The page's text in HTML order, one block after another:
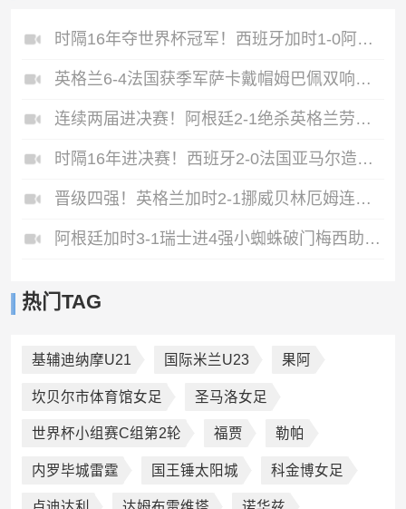
时隔16年夺世界杯冠军！西班牙加时1-0阿根廷费兰制胜恩佐染红
英格兰6-4法国获季军萨卡戴帽姆巴佩双响创纪录奥利塞2助+失良机
连续两届进决赛！阿根廷2-1绝杀英格兰劳塔罗恩佐破门梅西两助攻
时隔16年进决赛！西班牙2-0法国亚马尔造点奥亚萨瓦尔、波罗破门
晋级四强！英格兰加时2-1挪威贝林厄姆连场双响谢尔德鲁普破门
阿根廷加时3-1瑞士进4强小蜘蛛破门梅西助攻麦卡恩博洛假摔染红
热门TAG
基辅迪纳摩U21 国际米兰U23 果阿
坎贝尔市体育馆女足 圣马洛女足
世界杯小组赛C组第2轮 福贾 勒帕
内罗毕城雷霆 国王锤太阳城 科金博女足